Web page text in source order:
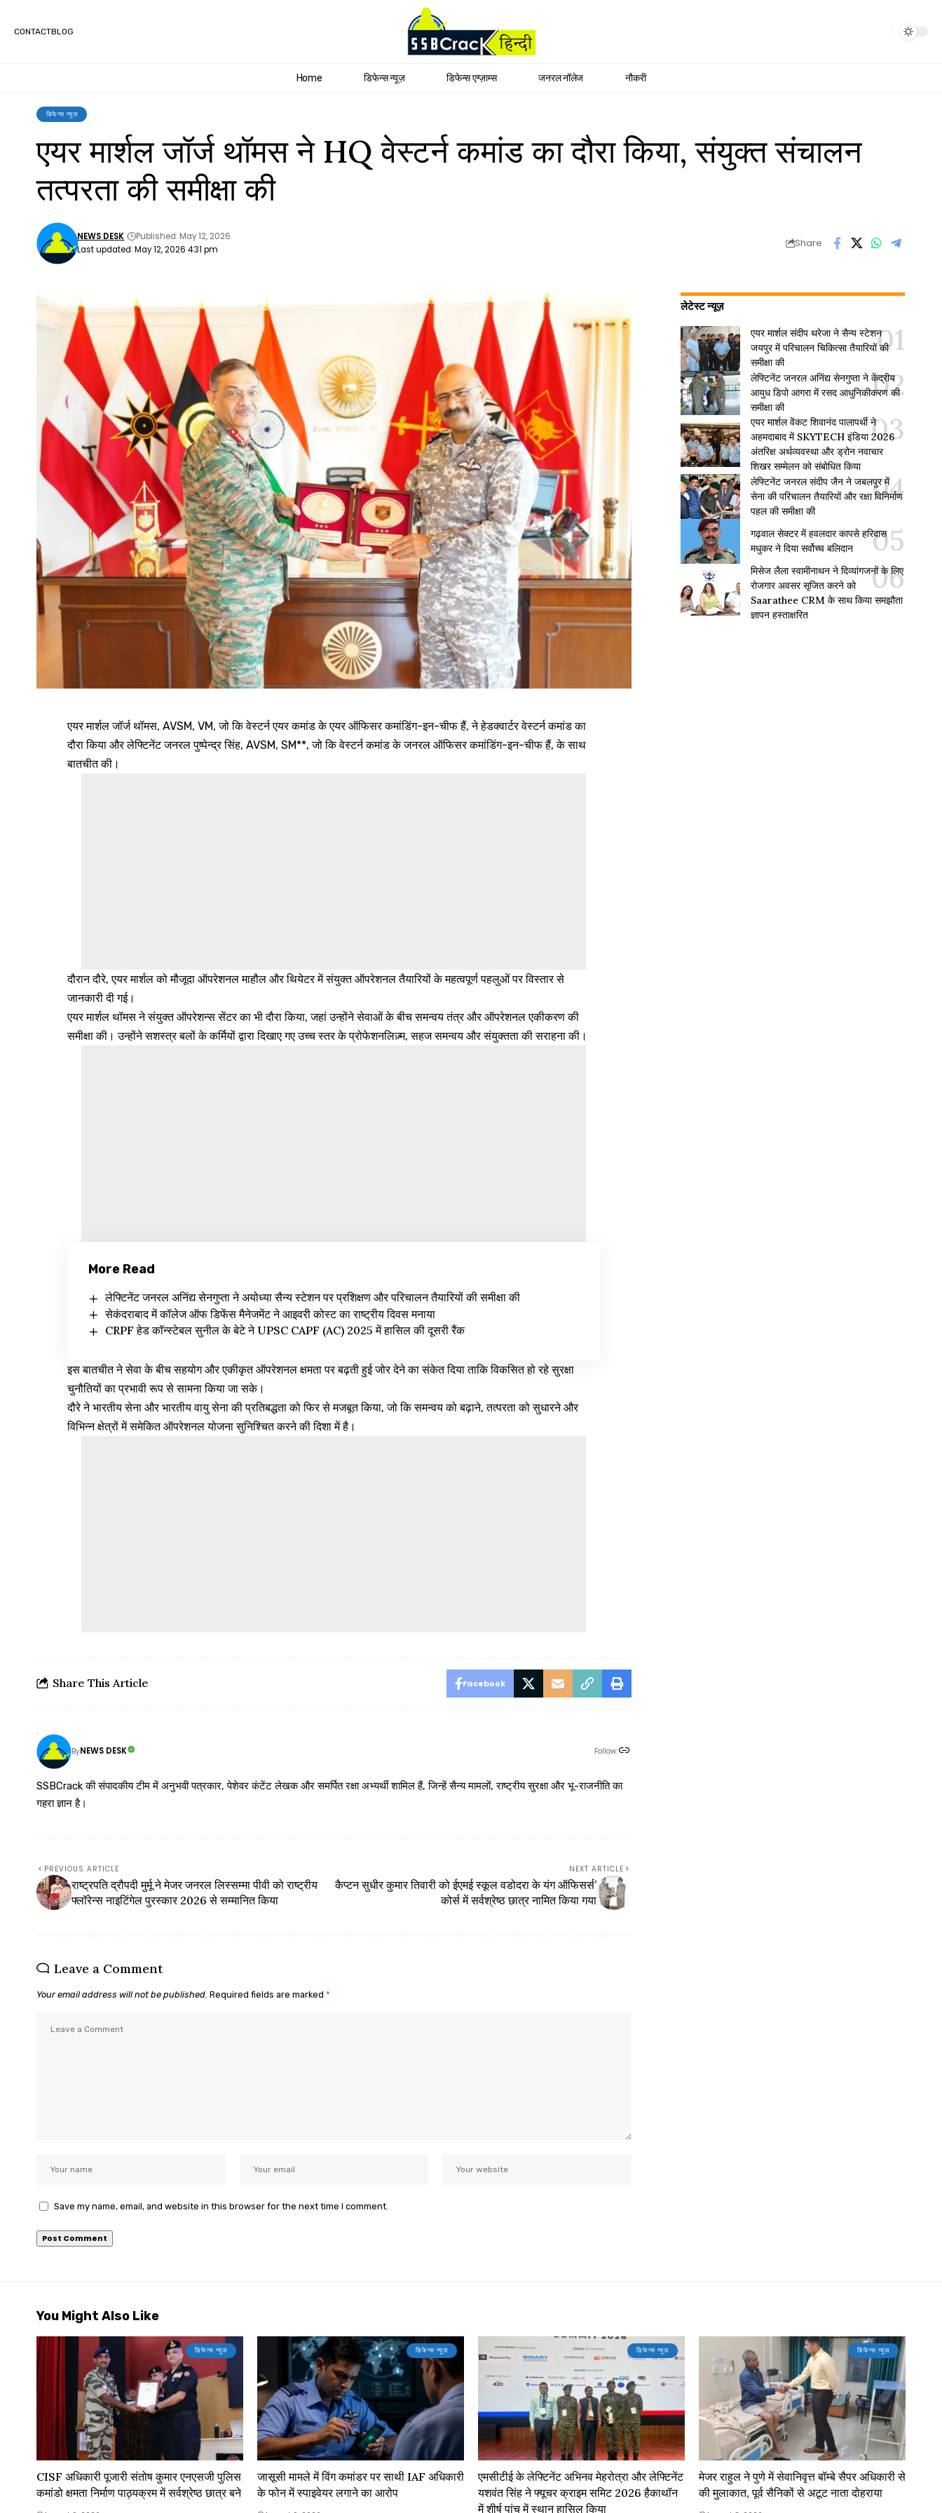
CONTACTBLOG
Home डिफेन्स न्यूज़ डिफेन्स एग्ज़ाम्स जनरल नॉलेज नौकरी
डिफेन्स न्यूज़
एयर मार्शल जॉर्ज थॉमस ने HQ वेस्टर्न कमांड का दौरा किया, संयुक्त संचालन
तत्परता की समीक्षा की
Last updated: May 12, 2026 4:31 pm
NEWS DESK Published: May 12, 2026
Share
एयर मार्शल जॉर्ज थॉमस, AVSM, VM, जो कि वेस्टर्न एयर कमांड के एयर ऑफिसर कमांडिंग-इन-चीफ हैं, ने हेडक्वार्टर वेस्टर्न कमांड का
दौरा किया और लेफ्टिनेंट जनरल पुष्पेन्द्र सिंह, AVSM, SM**, जो कि वेस्टर्न कमांड के जनरल ऑफिसर कमांडिंग-इन-चीफ हैं, के साथ
बातचीत की।
दौरान दौरे, एयर मार्शल को मौजूदा ऑपरेशनल माहौल और थियेटर में संयुक्त ऑपरेशनल तैयारियों के महत्वपूर्ण पहलुओं पर विस्तार से
जानकारी दी गई।
एयर मार्शल थॉमस ने संयुक्त ऑपरेशन्स सेंटर का भी दौरा किया, जहां उन्होंने सेवाओं के बीच समन्वय तंत्र और ऑपरेशनल एकीकरण की
समीक्षा की। उन्होंने सशस्त्र बलों के कर्मियों द्वारा दिखाए गए उच्च स्तर के प्रोफेशनलिज़्म, सहज समन्वय और संयुक्तता की सराहना की।
More Read
लेफ्टिनेंट जनरल अनिंद्य सेनगुप्ता ने अयोध्या सैन्य स्टेशन पर प्रशिक्षण और परिचालन तैयारियों की समीक्षा की
सेकंदराबाद में कॉलेज ऑफ डिफेंस मैनेजमेंट ने आइवरी कोस्ट का राष्ट्रीय दिवस मनाया
CRPF हेड कॉन्स्टेबल सुनील के बेटे ने UPSC CAPF (AC) 2025 में हासिल की दूसरी रैंक
इस बातचीत ने सेवा के बीच सहयोग और एकीकृत ऑपरेशनल क्षमता पर बढ़ती हुई जोर देने का संकेत दिया ताकि विकसित हो रहे सुरक्षा
चुनौतियों का प्रभावी रूप से सामना किया जा सके।
दौरे ने भारतीय सेना और भारतीय वायु सेना की प्रतिबद्धता को फिर से मजबूत किया, जो कि समन्वय को बढ़ाने, तत्परता को सुधारने और
विभिन्न क्षेत्रों में समेकित ऑपरेशनल योजना सुनिश्चित करने की दिशा में है।
Share This Article Facebook
ByNEWS DESK Follow:
SSBCrack की संपादकीय टीम में अनुभवी पत्रकार, पेशेवर कंटेंट लेखक और समर्पित रक्षा अभ्यर्थी शामिल हैं, जिन्हें सैन्य मामलों, राष्ट्रीय सुरक्षा और भू-राजनीति का
गहरा ज्ञान है।
PREVIOUS ARTICLE
राष्ट्रपति द्रौपदी मुर्मू ने मेजर जनरल लिस्सम्मा पीवी को राष्ट्रीय
फ्लॉरेन्स नाइटिंगेल पुरस्कार 2026 से सम्मानित किया
NEXT ARTICLE
कैप्टन सुधीर कुमार तिवारी को ईएमई स्कूल वडोदरा के यंग ऑफिसर्स’
कोर्स में सर्वश्रेष्ठ छात्र नामित किया गया
Leave a Comment
Your email address will not be published. Required fields are marked *
Save my name, email, and website in this browser for the next time I comment.
लेटेस्ट न्यूज़
एयर मार्शल संदीप थरेजा ने सैन्य स्टेशन
जयपुर में परिचालन चिकित्सा तैयारियों की
समीक्षा की
लेफ्टिनेंट जनरल अनिंद्य सेनगुप्ता ने केंद्रीय
आयुध डिपो आगरा में रसद आधुनिकीकरण की
समीक्षा की
एयर मार्शल वेंकट शिवानंद पालापर्थी ने
अहमदाबाद में SKYTECH इंडिया 2026
अंतरिक्ष अर्थव्यवस्था और ड्रोन नवाचार
शिखर सम्मेलन को संबोधित किया
लेफ्टिनेंट जनरल संदीप जैन ने जबलपुर में
सेना की परिचालन तैयारियों और रक्षा विनिर्माण
पहल की समीक्षा की
गढ़वाल सेक्टर में हवलदार कापसे हरिदास
मधुकर ने दिया सर्वोच्च बलिदान
मिसेज लैला स्वामीनाथन ने दिव्यांगजनों के लिए
रोजगार अवसर सृजित करने को
Saarathee CRM के साथ किया समझौता
ज्ञापन हस्ताक्षरित
You Might Also Like
डिफेन्स न्यूज़
CISF अधिकारी पूजारी संतोष कुमार एनएसजी पुलिस
कमांडो क्षमता निर्माण पाठ्यक्रम में सर्वश्रेष्ठ छात्र बने
डिफेन्स न्यूज़
जासूसी मामले में विंग कमांडर पर साथी IAF अधिकारी
के फोन में स्पाइवेयर लगाने का आरोप
डिफेन्स न्यूज़
एमसीटीई के लेफ्टिनेंट अभिनव मेहरोत्रा और लेफ्टिनेंट
यशवंत सिंह ने फ्यूचर क्राइम समिट 2026 हैकाथॉन
में शीर्ष पांच में स्थान हासिल किया
डिफेन्स न्यूज़
मेजर राहुल ने पुणे में सेवानिवृत्त बॉम्बे सैपर अधिकारी से
की मुलाकात, पूर्व सैनिकों से अटूट नाता दोहराया